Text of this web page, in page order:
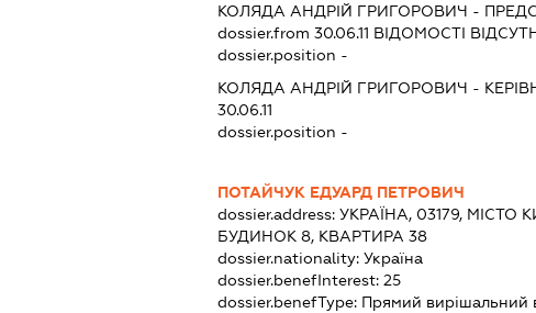
КОЛЯДА АНДРІЙ ГРИГОРОВИЧ -
dossier.from 30.06.11 ВІДОМОСТІ
dossier.position -
КОЛЯДА АНДРІЙ ГРИГОРОВИЧ -
30.06.11
dossier.position -
ПОТАЙЧУК ЕДУАРД ПЕТРОВИЧ
dossier.address: УКРАЇНА, 03179, МІСТО
БУДИНОК 8, КВАРТИРА 38
dossier.nationality: Україна
dossier.benefInterest: 25
dossier.benefType: Прямий вирішальний